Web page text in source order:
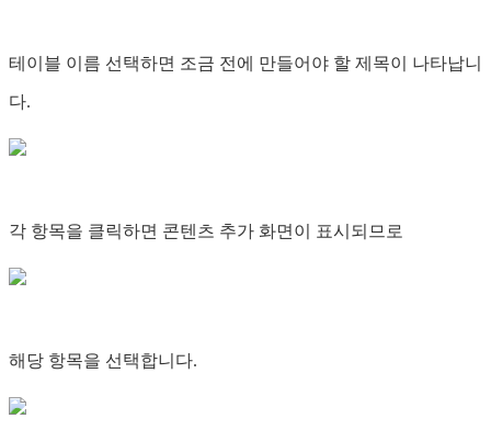
테이블 이름 선택하면 조금 전에 만들어야 할 제목이 나타납니
다.
각 항목을 클릭하면 콘텐츠 추가 화면이 표시되므로
해당 항목을 선택합니다.